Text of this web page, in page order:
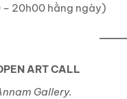
20h00 hằng ngày)
ART CALL
Gallery.